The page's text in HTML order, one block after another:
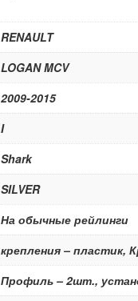
RENAULT
LOGAN MCV
2009-2015
I
Shark
SILVER
На обычные рейлинги
крепления – пластик,
Профиль – 2шт.,